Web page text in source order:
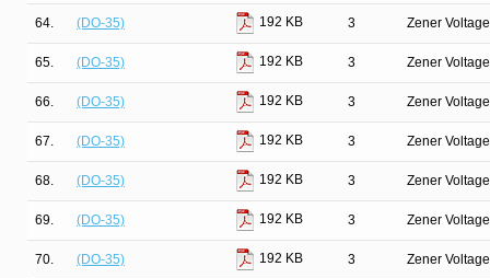
64. (DO-35) 192 KB 3 Zener
65. (DO-35) 192 KB 3 Zener
66. (DO-35) 192 KB 3 Zener
67. (DO-35) 192 KB 3 Zener
68. (DO-35) 192 KB 3 Zener
69. (DO-35) 192 KB 3 Zener
70. (DO-35) 192 KB 3 Zener